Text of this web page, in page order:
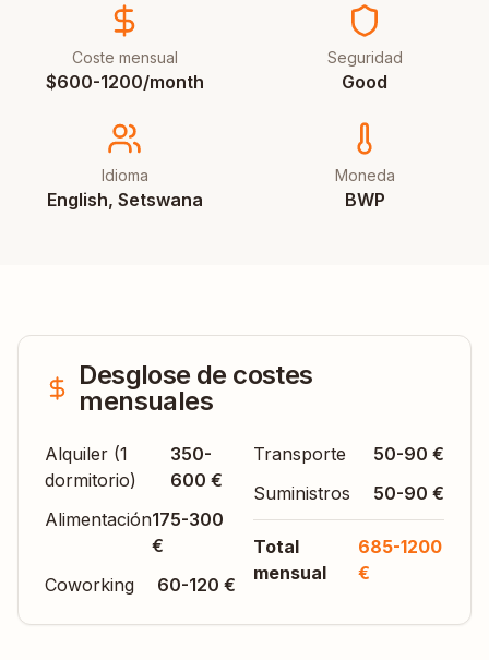
Coste mensual
$600-1200/month
Seguridad
Good
Idioma
English, Setswana
Moneda
BWP
Desglose de costes
mensuales
Alquiler (1
dormitorio)
350-
600 €
Alimentación175-300
€
Coworking
60-120 €
Transporte
50-90 €
Suministros
50-90 €
Total
mensual
685-1200
€